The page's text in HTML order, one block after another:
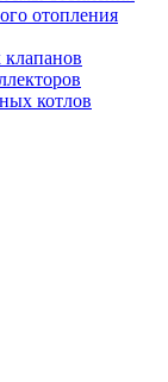
отопления
котлов